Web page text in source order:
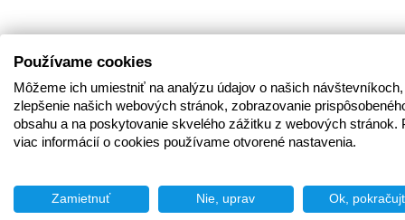
Používame cookies
Môžeme ich umiestniť na analýzu údajov o našich
zlepšenie našich webových stránok, zobrazovanie
obsahu a na poskytovanie skvelého zážitku z webových stránok.
viac informácií o cookies používame otvorené nastavenia.
Zamietnuť Nie, uprav Ok,